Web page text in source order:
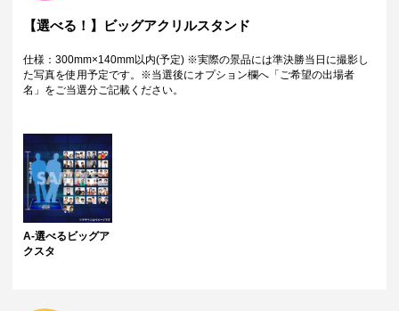
九ノ段
東雲
釈迦虎
生姜猫
例えば炎
バスター
パスタとパスタ
ハヤイカガヤイ
バリアシオン
はるかぜに告ぐ
マーティー
満丸
ムジンゾウ
【選べる！】ビッグアクリルスタンド
仕様：300mm×140mm以内(予定) ※実際の景品には準決勝当日に撮影し
た写真を使用予定です。※当選後にオプション欄へ「ご希望の出場者
名」をご当選分ご記載ください。
A-選べるビッグア
クスタ